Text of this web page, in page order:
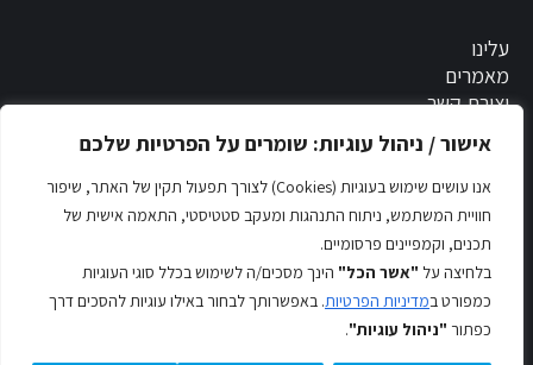
אישור / ניהול עוגיות: שומרים על הפרטיות שלכם
אנו עושים שימוש בעוגיות (Cookies) לצורך תפעול תקין של האתר, שיפור
חוויית המשתמש, ניתוח התנהגות ומעקב סטטיסטי, התאמה אישית של
תכנים, וקמפיינים פרסומיים.
בלחיצה על "אשר הכל" הינך מסכים/ה לשימוש בכלל סוגי העוגיות
כמפורט במדיניות הפרטיות. באפשרותך לבחור באילו עוגיות להסכים דרך
כפתור "ניהול עוגיות".
עלינו
מאמרים
יצירת קשר
הסדרי נגישות